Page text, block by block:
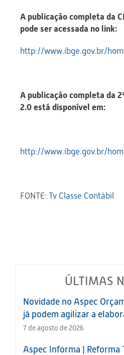
A publicação completa da
pode ser acessada no link:
http://www.ibge.gov.br/
A publicação completa da
2.0 está disponível em:
http://www.ibge.gov.br/
FONTE: Tv Classe Contábil
ÚLTIMAS
Novidade no Aspec
já podem agilizar a
7 de agosto de 2026
Aspec Informa | Reforma